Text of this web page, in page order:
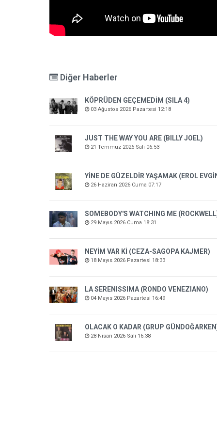
Diğer Haberler
KÖPRÜDEN GEÇEMEDİM (SILA 4)
03 Ağustos 2026 Pazartesi 12:18
JUST THE WAY YOU ARE (BILLY JOEL)
21 Temmuz 2026 Salı 06:53
YİNE DE GÜZELDİR YAŞAMAK (EROL
26 Haziran 2026 Cuma 07:17
SOMEBODY'S WATCHING ME
29 Mayıs 2026 Cuma 18:31
NEYİM VAR Kİ (CEZA-SAGOPA KAJMER)
18 Mayıs 2026 Pazartesi 18:33
LA SERENISSIMA (RONDO VENEZIANO)
04 Mayıs 2026 Pazartesi 16:49
OLACAK O KADAR (GRUP
28 Nisan 2026 Salı 16:38